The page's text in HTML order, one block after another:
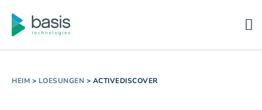
HEIM > LOESUNGEN > ACTIVEDISCOVER